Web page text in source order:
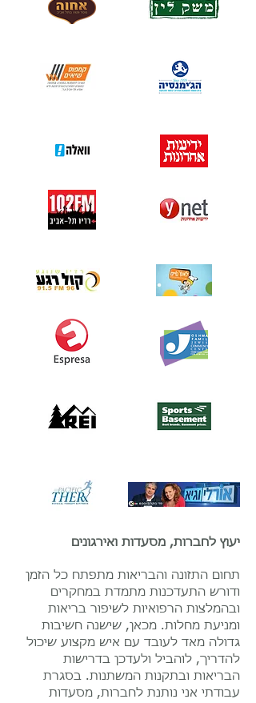
יעוץ לחברות, מסעדות ואירגונים
תחום התזונה והבריאות מתפתח כל הזמן
ודורש התעדכנות מתמדת במחקרים
ובהמלצות הרפואיות לשיפור בריאות
ומניעת מחלות. מכאן, שישנה חשיבות
גדולה מאד לעובד עם איש מקצוע שיכול
להדריך, לוהביל ולעדכן בדרישות
הבריאות ובתקנות המשתנות. בסגרת
עבודתי אני נותנת לחברות, מסעדות